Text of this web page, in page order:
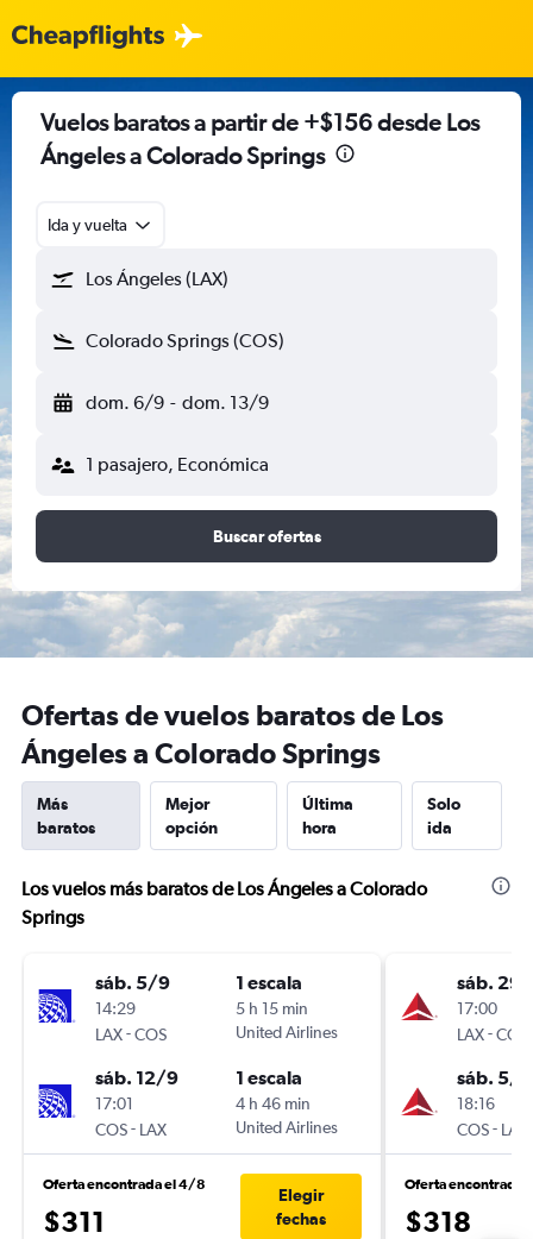
Vuelos baratos a partir de +$156 desde Los
Ángeles a Colorado Springs
Ida y vuelta
Los Ángeles (LAX)
Colorado Springs (COS)
dom. 6/9 - dom. 13/9
1 pasajero, Económica
Buscar ofertas
Ofertas de vuelos baratos de Los
Ángeles a Colorado Springs
Más
baratos
Mejor
opción
Última
hora
Solo
ida
Los vuelos más baratos de Los Ángeles a Colorado
Springs
sáb. 5/9
14:29
LAX-COS
1 escala
5 h 15 min
United Airlines
sáb. 12/9
17:01
COS- LAX
1 escala
4 h 46 min
United Airlines
Oferta encontrada el 4/8
$311
Elegir
fechas
sáb.
17:00
LAX-COS
sáb. 5/9
18:16
COS- LAX
Oferta encontrada
$318